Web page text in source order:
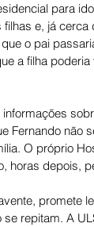
para
e, já
o pai
a filha
Fernando não
O próprio
horas depois,
promete
repitam. A